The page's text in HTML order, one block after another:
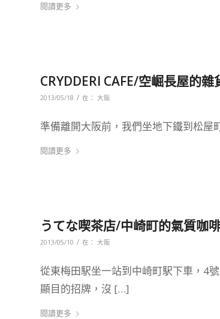
閱讀更多
CRYDDERI CAFE/空崛長屋的
2013/05/18 / 在： 大阪
準備離開大阪前，我們坐地下鐵到松屋
閱讀更多
うてな喫茶店/中崎町的氣質咖
2013/05/10 / 在： 大阪
從東梅田駅坐一站到中崎町駅下車，4
顯目的招牌，沒 […]
閱讀更多